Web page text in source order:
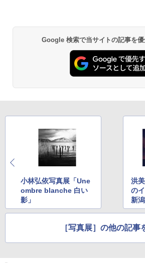
Google 検索で当サイトの記事を
小林弘依写真展「Une
ombre blanche 白い
影」
洪
の
新
［写真展］の他の記事